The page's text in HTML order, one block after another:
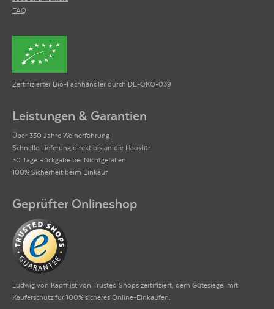
FAQ
Zertifizierter Bio-Fachhändler durch DE-ÖKO-039
Leistungen & Garantien
Über 330 Jahre Weinerfahrung
Schnelle Lieferung direkt bis an die Haustür
30 Tage Rückgabe bei Nichtgefallen
100% Sicherheit beim Einkauf
Geprüfter Onlineshop
Ludwig von Kapff ist von Trusted Shops zertifiziert, dem Gütesiegel mit
Käuferschutz für 100% sicheres Online-Einkaufen.